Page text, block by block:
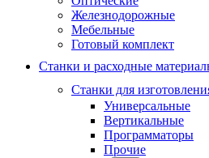
Железнодорожные
Мебельные
Готовый комплект
Станки и расходные
Станки для
Универсальные
Вертикальные
Программаторы
Прочие